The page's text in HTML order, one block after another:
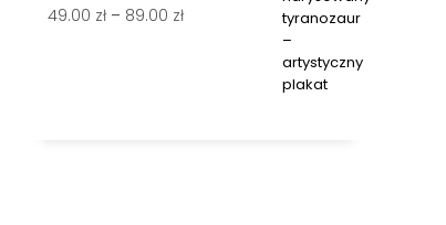
89.00 zł
49.00 zł – 89.00 złZakres